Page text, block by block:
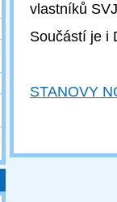
vlastníků
Součástí je i
STANOVY